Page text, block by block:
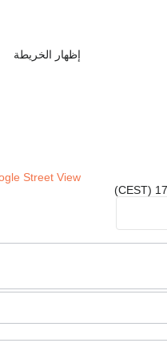
إظهار الخريطة
Street View